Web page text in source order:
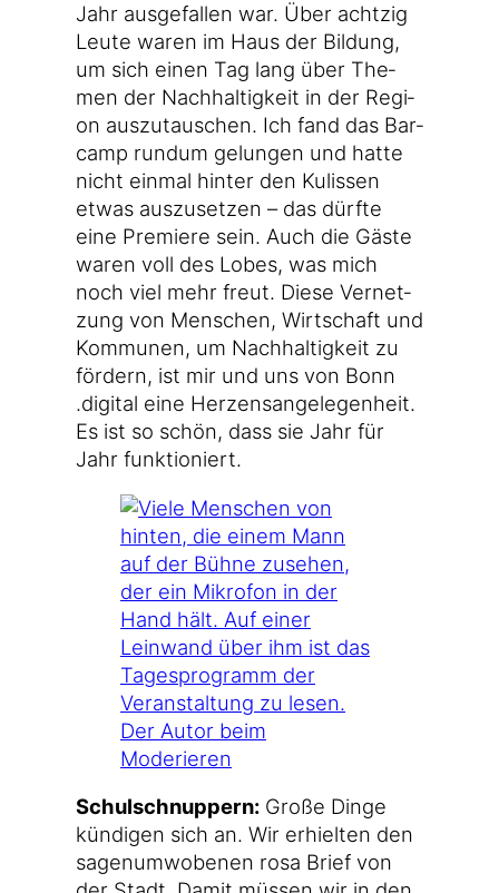
Jahr aus­ge­fal­len war. Über acht­zig
Leu­te waren im Haus der Bil­dung,
um sich einen Tag lang über The­
men der Nach­hal­tig­keit in der Regi­
on aus­zu­tau­schen. Ich fand das Bar­
camp rund­um gelun­gen und hat­te
nicht ein­mal hin­ter den Kulis­sen
etwas aus­zu­set­zen – das dürf­te
eine Pre­mie­re sein. Auch die Gäs­te
waren voll des Lobes, was mich
noch viel mehr freut. Die­se Ver­net­
zung von Men­schen, Wirt­schaft und
Kom­mu­nen, um Nach­hal­tig­keit zu
för­dern, ist mir und uns von Bonn​
.digi​tal eine Her­zens­an­ge­le­gen­heit.
Es ist so schön, dass sie Jahr für
Jahr funktioniert.
Der Autor beim
Moderieren
Schul­schnup­pern: Gro­ße Din­ge
kün­di­gen sich an. Wir erhiel­ten den
sagen­um­wo­be­nen rosa Brief von